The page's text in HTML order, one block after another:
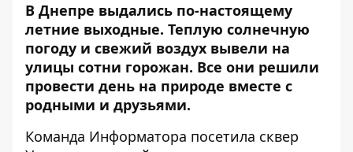
В Днепре выдались по-настоящему
летние выходные. Теплую солнечную
погоду и свежий воздух вывели на
улицы сотни горожан. Все они решили
провести день на природе вместе с
родными и друзьями.
Команда Информатора посетила сквер